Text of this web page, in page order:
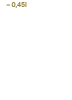
– 0,45l